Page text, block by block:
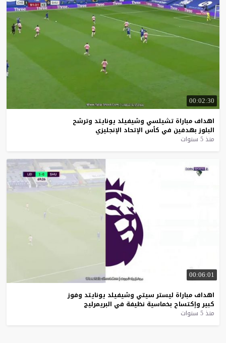
00:02:30
اهداف مباراة تشيلسي وشيفيلد يونايتد وترشح
البلوز بهدفين في كأس الإتحاد الإنجليزي
منذ 5 سنوات
00:06:01
اهداف مباراة ليستر سيتي وشيفيلد يونايتد وفوز
كبير وإكتساح بخماسية نظيفة في البريمرليج
منذ 5 سنوات